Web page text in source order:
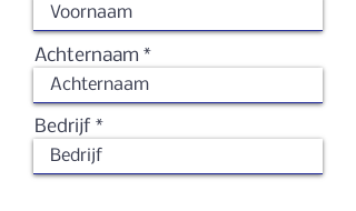
Achternaam
Bedrijf